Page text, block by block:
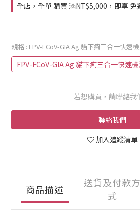
全店，全單 購買 滿NT$5,000，即享 免
規格 : FPV-FCoV-GIA Ag 貓下痢三合一快速
FPV-FCoV-GIA Ag 貓下痢三合一快速
若想購買，請聯絡我
聯絡我們
加入追蹤清單
商品描述
送貨及付款方
式